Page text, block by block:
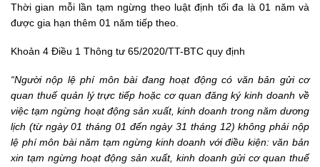
Thời gian mỗi lần tạm ngừng theo luật định tối đa là 01 năm và
được gia hạn thêm 01 năm tiếp theo.
Khoản 4 Điều 1 Thông tư 65/2020/TT-BTC quy định
“Người nộp lệ phí môn bài đang hoạt động có văn bản gửi cơ
quan thuế quản lý trực tiếp hoặc cơ quan đăng ký kinh doanh về
việc tạm ngừng hoạt động sản xuất, kinh doanh trong năm dương
lịch (từ ngày 01 tháng 01 đến ngày 31 tháng 12) không phải nộp
lệ phí môn bài năm tạm ngừng kinh doanh với điều kiện: văn bản
xin tạm ngừng hoạt động sản xuất, kinh doanh gửi cơ quan thuế